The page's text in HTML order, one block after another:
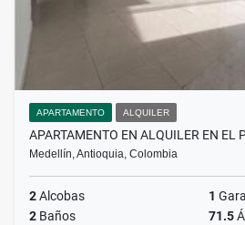
APARTAMENTO ALQUILER
APARTAMENTO EN ALQUILER EN EL
Medellín, Antioquia, Colombia
2Alcobas 1
2 Baños 71.5